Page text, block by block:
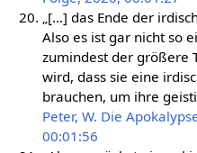
„[…] das Ende der
Also es ist gar nicht so
zumindest der größere
wird, dass sie eine
brauchen, um ihre
Peter, W. Die
00:01:56